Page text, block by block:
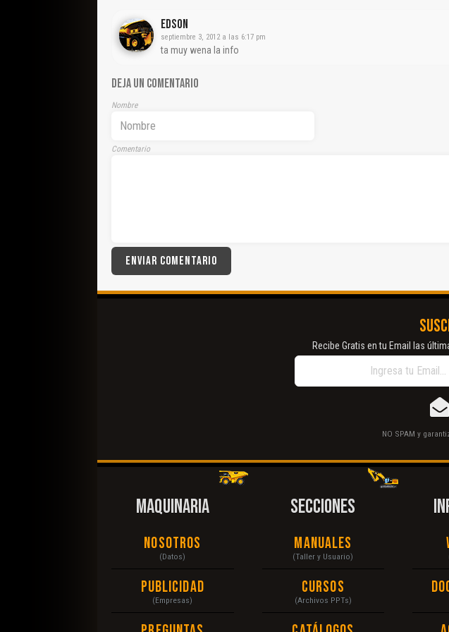
Edson
septiembre 3, 2012 a las 6:17 pm
ta muy wena la info
DEJA UN COMENTARIO
Nombre
Comentario
Recibe Gratis en tu Email las
NO SPAM y
MAQUINARIA
Nosotros
(Datos)
Publicidad
(Empresas)
SECCIONES
Manuales
(Taller y Usuario)
Cursos
(Archivos PPTs)